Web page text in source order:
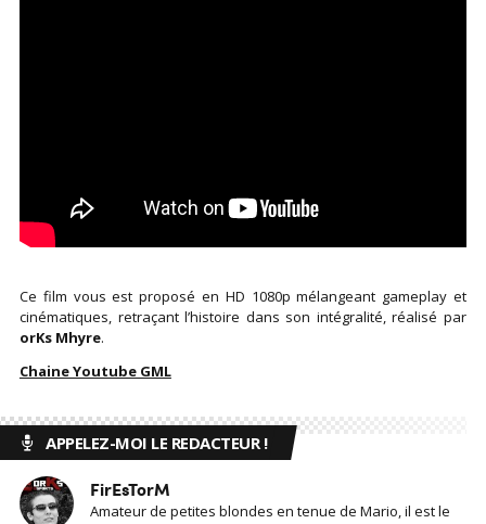
Ce film vous est proposé en HD 1080p mélangeant gameplay et
cinématiques, retraçant l’histoire dans son intégralité, réalisé par
orKs Mhyre.
Chaine Youtube GML
APPELEZ-MOI LE REDACTEUR !
FirEsTorM
Amateur de petites blondes en tenue de Mario, il est le